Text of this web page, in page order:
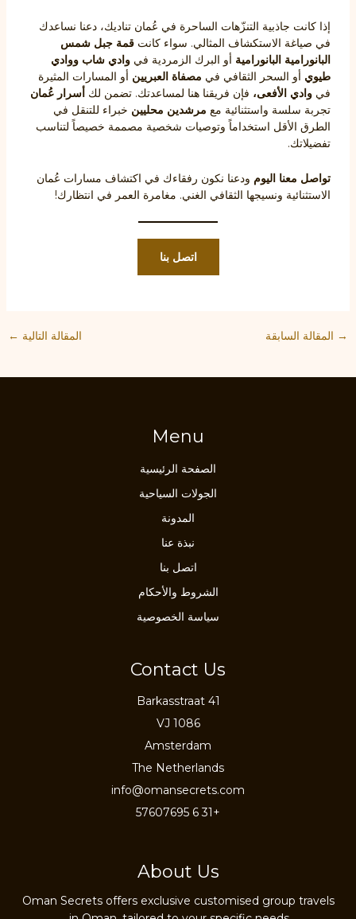
إذا كانت جاذبية التنزّهات الساحرة في عُمان تناديك، دعنا نساعدك
في صياغة الاستكشاف المثالي. سواء كانت قمة جبل شمس
البانورامية البانورامية أو البرك الزمردية في وادي شاب ووادي
طيوي أو السحر الثقافي في مصفاة العبريين أو المسارات المثيرة
في وادي الأفعى، فإن فريقنا هنا لمساعدتك. تضمن لك أسرار عُمان
تجربة سلسة واستثنائية مع مرشدين محليين خبراء للتنقل في
الطرق الأقل استخداماً وتوصيات شخصية مصممة خصيصاً لتناسب
تفضيلاتك.
تواصل معنا اليوم ودعنا نكون رفقاءك في اكتشاف مسارات عُمان
الاستثنائية ونسيجها الثقافي الغني. مغامرة العمر في انتظارك!
اتصل بنا
Post
→ المقالة السابقة المقالة التالية ←
Menu
الصفحة الرئيسية
الجولات السياحية
المدونة
نبذة عنا
اتصل بنا
الشروط والأحكام
سياسة الخصوصية
Contact Us
Barkasstraat 41
1086 VJ
Amsterdam
The Netherlands
info@omansecrets.com
+31 6 57607695
About Us
Oman Secrets offers exclusive customised group travels